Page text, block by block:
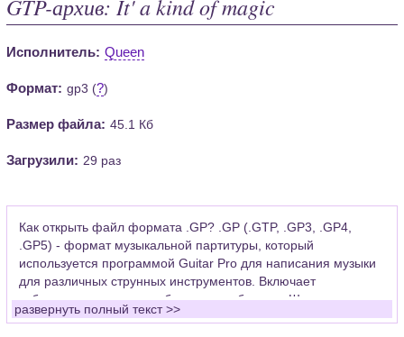
GTP-архив: It' a kind of magic
Исполнитель: Queen
Формат: gp3 (?)
Размер файла: 45.1 Кб
Загрузили: 29 раз
Как открыть файл формата .GP? .GP (.GTP, .GP3, .GP4,
.GP5) - формат музыкальной партитуры, который
используется программой Guitar Pro для написания музыки
для различных струнных инструментов. Включает
табулатуры для гитары, бас-гитары, банджо. Широко
применяется для создания партитур, которые затем
развернуть полный текст >>